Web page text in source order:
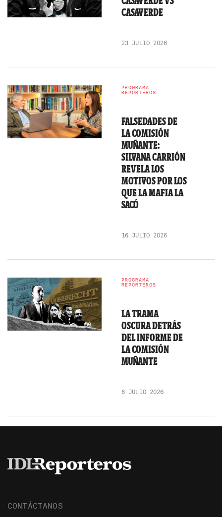
CASAVERDE
23 JULIO 2026
PROGRAMA
REPORTEROS
FALSEDADES DE
LA COMISIÓN
MUÑANTE:
SILVANA CARRIÓN
REVELA LOS
MOTIVOS POR LOS
QUE LA MAFIA LA
SACÓ
16 JULIO 2026
PROGRAMA
REPORTEROS
LA TRAMA
OSCURA DETRÁS
DEL INFORME DE
LA COMISIÓN
MUÑANTE
6 JULIO 2026
CONTÁCTANOS